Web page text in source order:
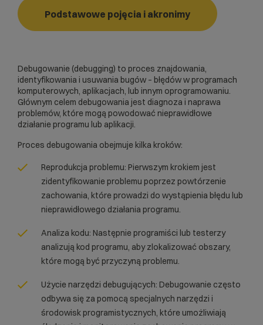
Podstawowe pojęcia i akronimy
Debugowanie (debugging) to proces znajdowania,
identyfikowania i usuwania bugów – błędów w programach
komputerowych, aplikacjach, lub innym oprogramowaniu.
Głównym celem debugowania jest diagnoza i naprawa
problemów, które mogą powodować nieprawidłowe
działanie programu lub aplikacji.
Proces debugowania obejmuje kilka kroków:
Reprodukcja problemu: Pierwszym krokiem jest
zidentyfikowanie problemu poprzez powtórzenie
zachowania, które prowadzi do wystąpienia błędu lub
nieprawidłowego działania programu.
Analiza kodu: Następnie programiści lub testerzy
analizują kod programu, aby zlokalizować obszary,
które mogą być przyczyną problemu.
Użycie narzędzi debugujących: Debugowanie często
odbywa się za pomocą specjalnych narzędzi i
środowisk programistycznych, które umożliwiają